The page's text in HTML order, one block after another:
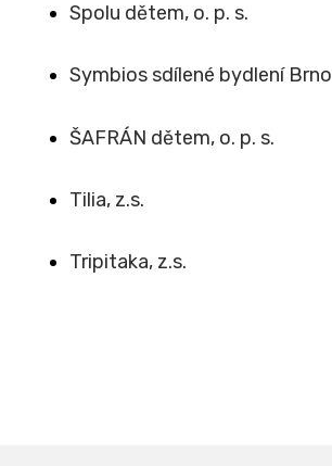
Spolu dětem, o. p. s.
Symbios sdílené bydlení Brno
ŠAFRÁN dětem, o. p. s.
Tilia, z.s.
Tripitaka, z.s.